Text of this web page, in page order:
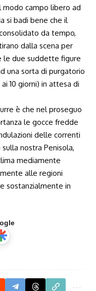
modo campo libero ad
si badi bene che il
da tempo,
dalla scena per
le due suddette figure
una sorta di purgatorio
10 giorni) in attesa di
è che nel proseguo
le gocce fredde
delle correnti
nostra Penisola,
mediamente
alle regioni
sostanzialmente in